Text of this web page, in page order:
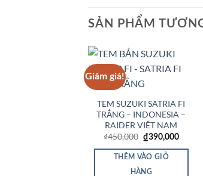
SẢN PHẨM
Giảm giá!
TEM SUZUKI SATRIA FI
TRẮNG – INDONESIA –
RAIDER VIÊT NAM
₫450,000 Giá
gốc
là:
₫450,000.
₫390,000Giá
tại
THÊM VÀO GIỎ
HÀNG